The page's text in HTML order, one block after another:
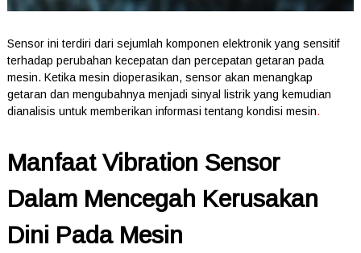
Sensor ini terdiri dari sejumlah komponen elektronik yang sensitif
terhadap perubahan kecepatan dan percepatan getaran pada
mesin. Ketika mesin dioperasikan, sensor akan menangkap
getaran dan mengubahnya menjadi sinyal listrik yang kemudian
dianalisis untuk memberikan informasi tentang kondisi mesin.
Manfaat Vibration Sensor
Dalam Mencegah Kerusakan
Dini Pada Mesin